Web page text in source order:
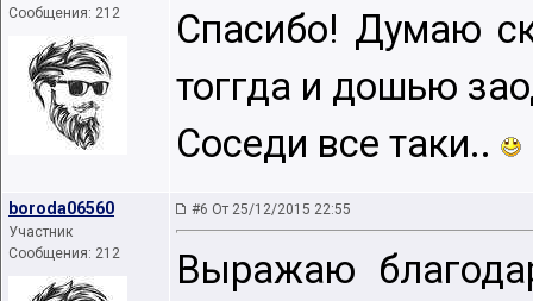
Сообщения: 212
Спасибо! Думаю
тоггда и дошью
Соседи все таки..
boroda06560
Участник
Сообщения: 212
#6 От 25/12/2015 22:55
Выражаю